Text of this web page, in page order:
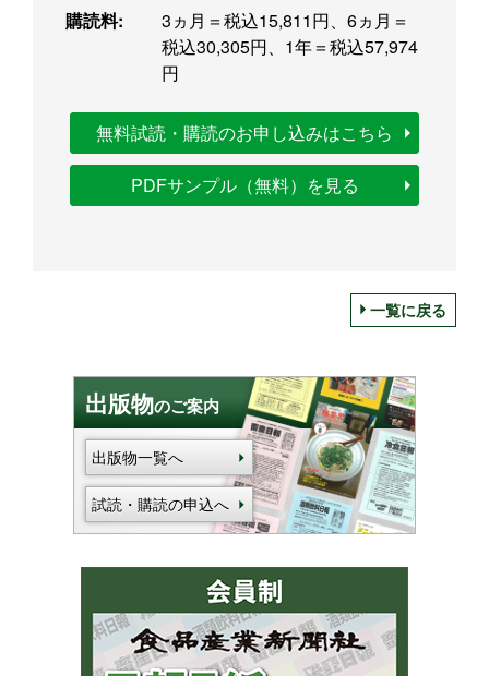
購読料:
3ヵ月＝税込15,811円、6ヵ月＝
税込30,305円、1年＝税込57,974
円
無料試読・購読のお申し込みはこちら
PDFサンプル（無料）を見る
一覧に戻る
出版物のご案内
出版物一覧へ
試読・購読の申込へ